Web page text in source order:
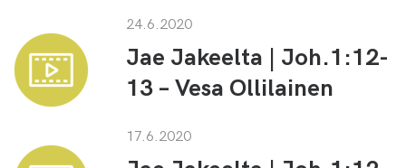
24.6.2020
Jae Jakeelta | Joh.1:12-
13 – Vesa Ollilainen
17.6.2020